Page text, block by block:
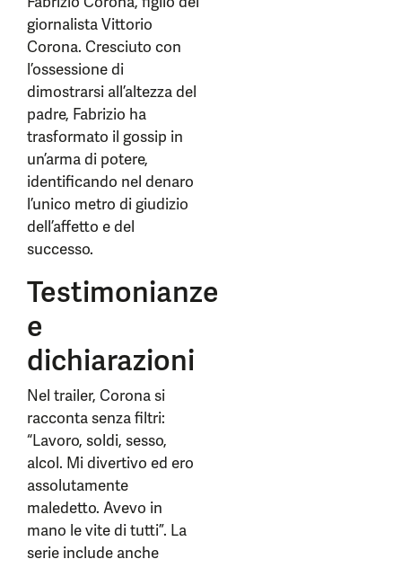
giornalista Vittorio
Corona. Cresciuto con
l’ossessione di
dimostrarsi all’altezza del
padre, Fabrizio ha
trasformato il gossip in
un’arma di potere,
identificando nel denaro
l’unico metro di giudizio
dell’affetto e del
successo.
Testimonianze
e
dichiarazioni
Nel trailer, Corona si
racconta senza filtri:
“Lavoro, soldi, sesso,
alcol. Mi divertivo ed ero
assolutamente
maledetto. Avevo in
mano le vite di tutti”. La
serie include anche